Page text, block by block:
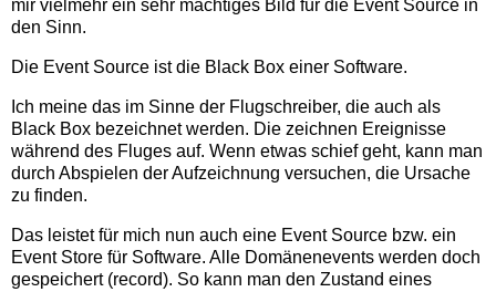
mir vielmehr ein sehr mächtiges Bild für die Event Source in
den Sinn.
Die Event Source ist die Black Box einer Software.
Ich meine das im Sinne der Flugschreiber, die auch als
Black Box bezeichnet werden. Die zeichnen Ereignisse
während des Fluges auf. Wenn etwas schief geht, kann man
durch Abspielen der Aufzeichnung versuchen, die Ursache
zu finden.
Das leistet für mich nun auch eine Event Source bzw. ein
Event Store für Software. Alle Domänenevents werden doch
gespeichert (record). So kann man den Zustand eines